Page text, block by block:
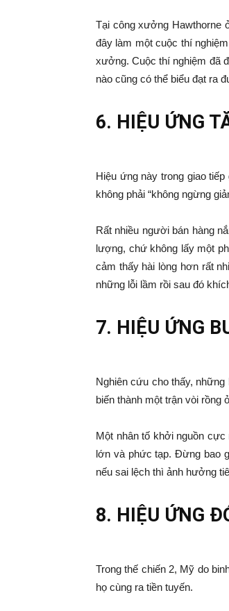
Tại công xưởng Hawthorne
đây làm một cuộc thí
xưởng. Cuộc thí nghiệm đã
nào cũng có thể biểu đạt ra
6. HIỆU ỨNG
Hiệu ứng này trong giao
không phải “không ngừng
Rất nhiều người bán hàng
lượng, chứ không lấy một
cảm thấy hài lòng hơn rất
những lỗi lầm rồi sau đó
7. HIỆU ỨNG
Nghiên cứu cho thấy,
biến thành một trận vòi rồng
Một nhân tố khởi nguồn
lớn và phức tạp. Đừng bao
nếu sai lệch thì ảnh hưởng
8. HIỆU ỨNG
Trong thế chiến 2, Mỹ do
họ cùng ra tiền tuyến.